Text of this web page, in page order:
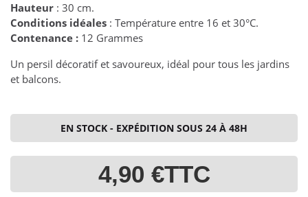
Hauteur : 30 cm.
Conditions idéales : Température entre 16 et 30°C.
Contenance : 12 Grammes
Un persil décoratif et savoureux, idéal pour tous les jardins
et balcons.
EN STOCK - EXPÉDITION SOUS 24 À 48H
4,90 €TTC